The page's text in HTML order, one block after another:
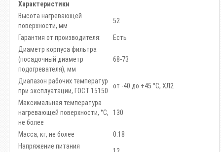
Характеристики
Высота нагревающей
поверхности, мм
52
Гарантия от производителя:
Есть
Диаметр корпуса фильтра
(посадочный диаметр
подогревателя), мм
68-73
Диапазон рабочих температур
при эксплуатации, ГОСТ 15150
от -40 до +45 °С, ХЛ2
Максимальная температура
нагревающей поверхности, °С,
не более
130
Масса, кг, не более
0.18
Напряжение питания